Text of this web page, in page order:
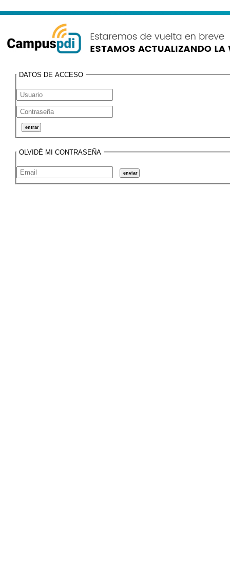
DATOS DE ACCESO
OLVIDÉ MI CONTRASEÑA